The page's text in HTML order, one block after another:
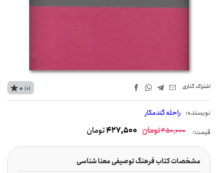
اشتراک‌ گذاری
نويسنده: راحله گندمکار
0 (0)
قیمت: 450,000تومان 427,500تومان
مشخصات کتاب فرهنگ توصیفی معنا شناسی